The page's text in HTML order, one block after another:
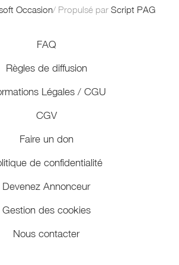
Occasion/ Propulsé par Script PAG
FAQ
Règles de diffusion
Légales / CGU
CGV
Faire un don
de confidentialité
Devenez Annonceur
Gestion des cookies
Nous contacter